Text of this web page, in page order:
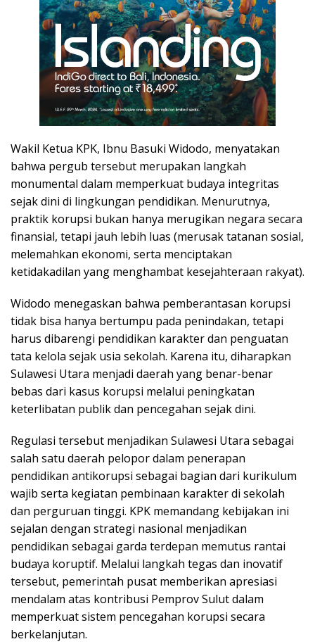
Wakil Ketua KPK, Ibnu Basuki Widodo, menyatakan
bahwa pergub tersebut merupakan langkah
monumental dalam memperkuat budaya integritas
sejak dini di lingkungan pendidikan. Menurutnya,
praktik korupsi bukan hanya merugikan negara secara
finansial, tetapi jauh lebih luas (merusak tatanan sosial,
melemahkan ekonomi, serta menciptakan
ketidakadilan yang menghambat kesejahteraan rakyat).
Widodo menegaskan bahwa pemberantasan korupsi
tidak bisa hanya bertumpu pada penindakan, tetapi
harus dibarengi pendidikan karakter dan penguatan
tata kelola sejak usia sekolah. Karena itu, diharapkan
Sulawesi Utara menjadi daerah yang benar-benar
bebas dari kasus korupsi melalui peningkatan
keterlibatan publik dan pencegahan sejak dini.
Regulasi tersebut menjadikan Sulawesi Utara sebagai
salah satu daerah pelopor dalam penerapan
pendidikan antikorupsi sebagai bagian dari kurikulum
wajib serta kegiatan pembinaan karakter di sekolah
dan perguruan tinggi. KPK memandang kebijakan ini
sejalan dengan strategi nasional menjadikan
pendidikan sebagai garda terdepan memutus rantai
budaya koruptif. Melalui langkah tegas dan inovatif
tersebut, pemerintah pusat memberikan apresiasi
mendalam atas kontribusi Pemprov Sulut dalam
memperkuat sistem pencegahan korupsi secara
berkelanjutan.